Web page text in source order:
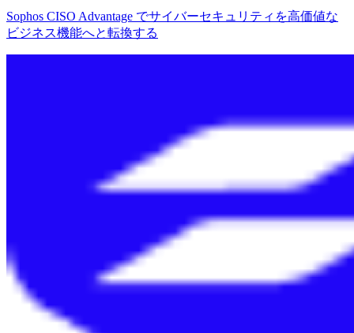
Sophos CISO Advantage でサイバーセキュリティを高価値な
ビジネス機能へと転換する